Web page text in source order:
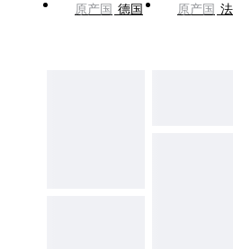
原产国 德国 原产国